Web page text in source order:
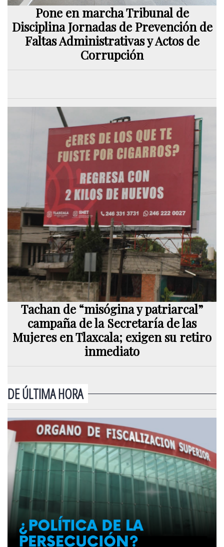
Pone en marcha Tribunal de
Disciplina Jornadas de Prevención de
Faltas Administrativas y Actos de
Corrupción
Tachan de “misógina y patriarcal”
campaña de la Secretaría de las
Mujeres en Tlaxcala; exigen su retiro
inmediato
DE ÚLTIMA HORA